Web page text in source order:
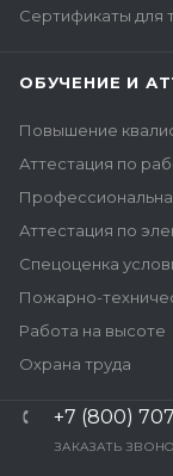
Сертификаты для
ОБУЧЕНИЕ И
Повышение
Аттестация по
Аттестация по
Спецоценка
Пожарно-
Работа на высоте
Охрана труда
+7 (800)
ЗАКАЗАТЬ